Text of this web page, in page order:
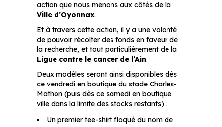
action que nous menons aux côtés de la
Ville d’Oyonnax.
Et à travers cette action, il y a une volonté
de pouvoir récolter des fonds en faveur de
la recherche, et tout particulièrement de la
Ligue contre le cancer de l’Ain.
Deux modèles seront ainsi disponibles dès
ce vendredi en boutique du stade Charles-
Mathon (puis dès ce samedi en boutique
ville dans la limite des stocks restants) :
Un premier tee-shirt floqué du nom de